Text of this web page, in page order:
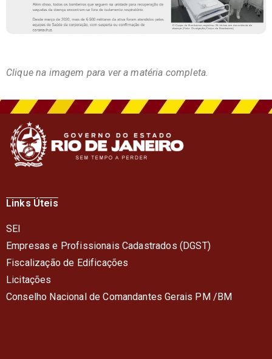
Clique na imagem para ver a matéria completa.
Links Úteis
SEI
Empresas e Profissionais Cadastrados (DGST)
Fiscalização de Edificações
Licitações
Conselho Nacional de Comandantes Gerais PM /BM